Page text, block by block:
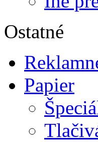
Ostatné
Papier